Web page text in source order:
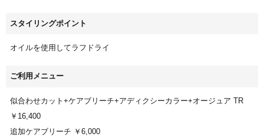
スタイリングポイント
オイルを使用してラフドライ
ご利用メニュー
似合わせカット+ケアブリーチ+アディクシーカラー+オージュア TR
￥16,400
追加ケアブリーチ ￥6,000